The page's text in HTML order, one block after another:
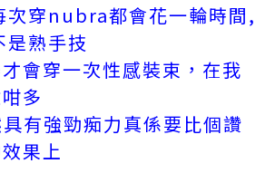
穿nubra都會花一輪時間,
熟手技
會穿一次性感裝束，在我
多
有強勁痴力真係要比個讚
果上